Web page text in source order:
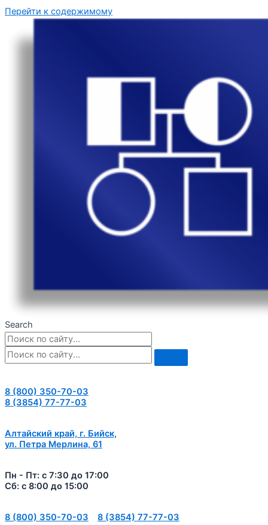
Перейти к содержимому
Search
8 (800) 350-70-03
8 (3854) 77-77-03
Алтайский край, г. Бийск,
ул. Петра Мерлина, 61
Пн - Пт: с 7:30 до 17:00
Сб: с 8:00 до 15:00
8 (800) 350-70-03 8 (3854) 77-77-03